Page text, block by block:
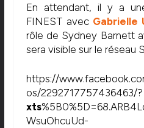
En attendant, il y a
FINEST avec Gabrielle
rôle de Sydney Barnett
sera visible sur le réseau
https://
os/2292717757436463/?
xts
WsuOhcuUd-